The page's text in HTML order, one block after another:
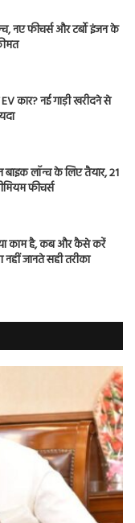
नए फीचर्स और टर्बो इंजन के
कार? नई गाड़ी खरीदने से
लॉन्च के लिए तैयार, 21
फीचर्स
काम है, कब और कैसे करें
जानते सही तरीका